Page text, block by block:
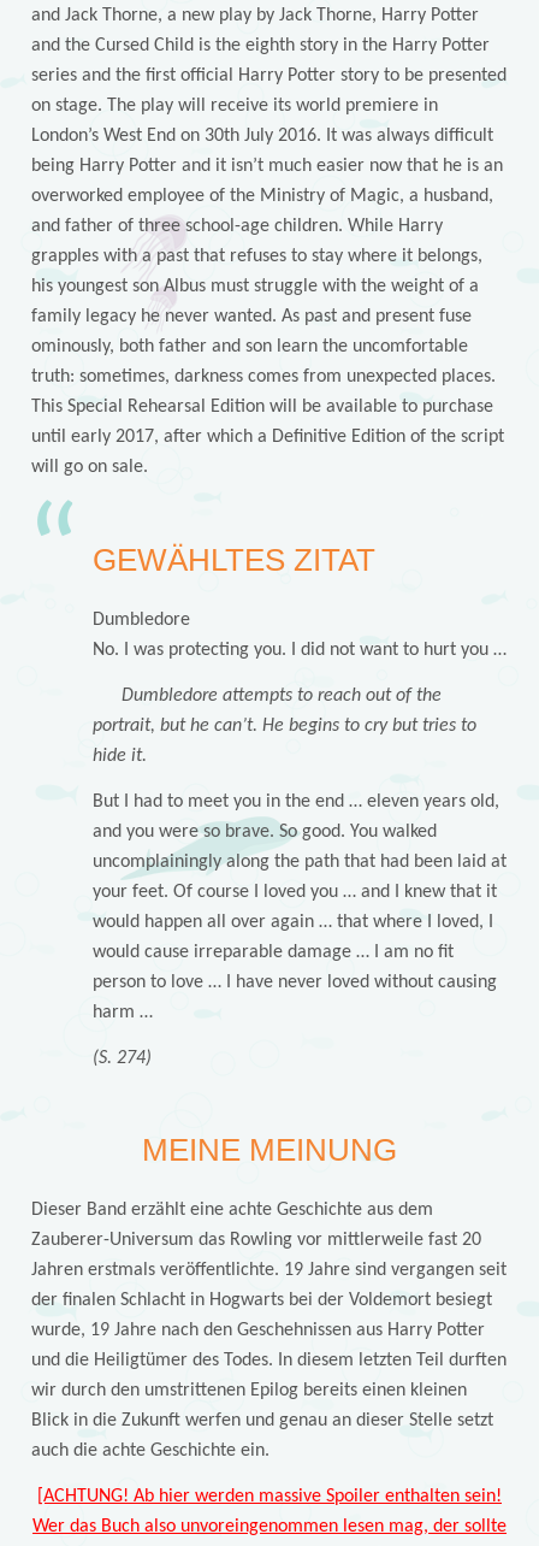
and Jack Thorne, a new play by Jack Thorne, Harry Potter
and the Cursed Child is the eighth story in the Harry Potter
series and the first official Harry Potter story to be presented
on stage. The play will receive its world premiere in
London’s West End on 30th July 2016. It was always difficult
being Harry Potter and it isn’t much easier now that he is an
overworked employee of the Ministry of Magic, a husband,
and father of three school-age children. While Harry
grapples with a past that refuses to stay where it belongs,
his youngest son Albus must struggle with the weight of a
family legacy he never wanted. As past and present fuse
ominously, both father and son learn the uncomfortable
truth: sometimes, darkness comes from unexpected places.
This Special Rehearsal Edition will be available to purchase
until early 2017, after which a Definitive Edition of the script
will go on sale.
GEWÄHLTES ZITAT
Dumbledore
No. I was protecting you. I did not want to hurt you …
Dumbledore attempts to reach out of the
portrait, but he can’t. He begins to cry but tries to
hide it.
But I had to meet you in the end … eleven years old,
and you were so brave. So good. You walked
uncomplainingly along the path that had been laid at
your feet. Of course I loved you … and I knew that it
would happen all over again … that where I loved, I
would cause irreparable damage … I am no fit
person to love … I have never loved without causing
harm …
(S. 274)
MEINE MEINUNG
Dieser Band erzählt eine achte Geschichte aus dem
Zauberer-Universum das Rowling vor mittlerweile fast 20
Jahren erstmals veröffentlichte. 19 Jahre sind vergangen seit
der finalen Schlacht in Hogwarts bei der Voldemort besiegt
wurde, 19 Jahre nach den Geschehnissen aus Harry Potter
und die Heiligtümer des Todes. In diesem letzten Teil durften
wir durch den umstrittenen Epilog bereits einen kleinen
Blick in die Zukunft werfen und genau an dieser Stelle setzt
auch die achte Geschichte ein.
[ACHTUNG! Ab hier werden massive Spoiler enthalten sein!
Wer das Buch also unvoreingenommen lesen mag, der sollte